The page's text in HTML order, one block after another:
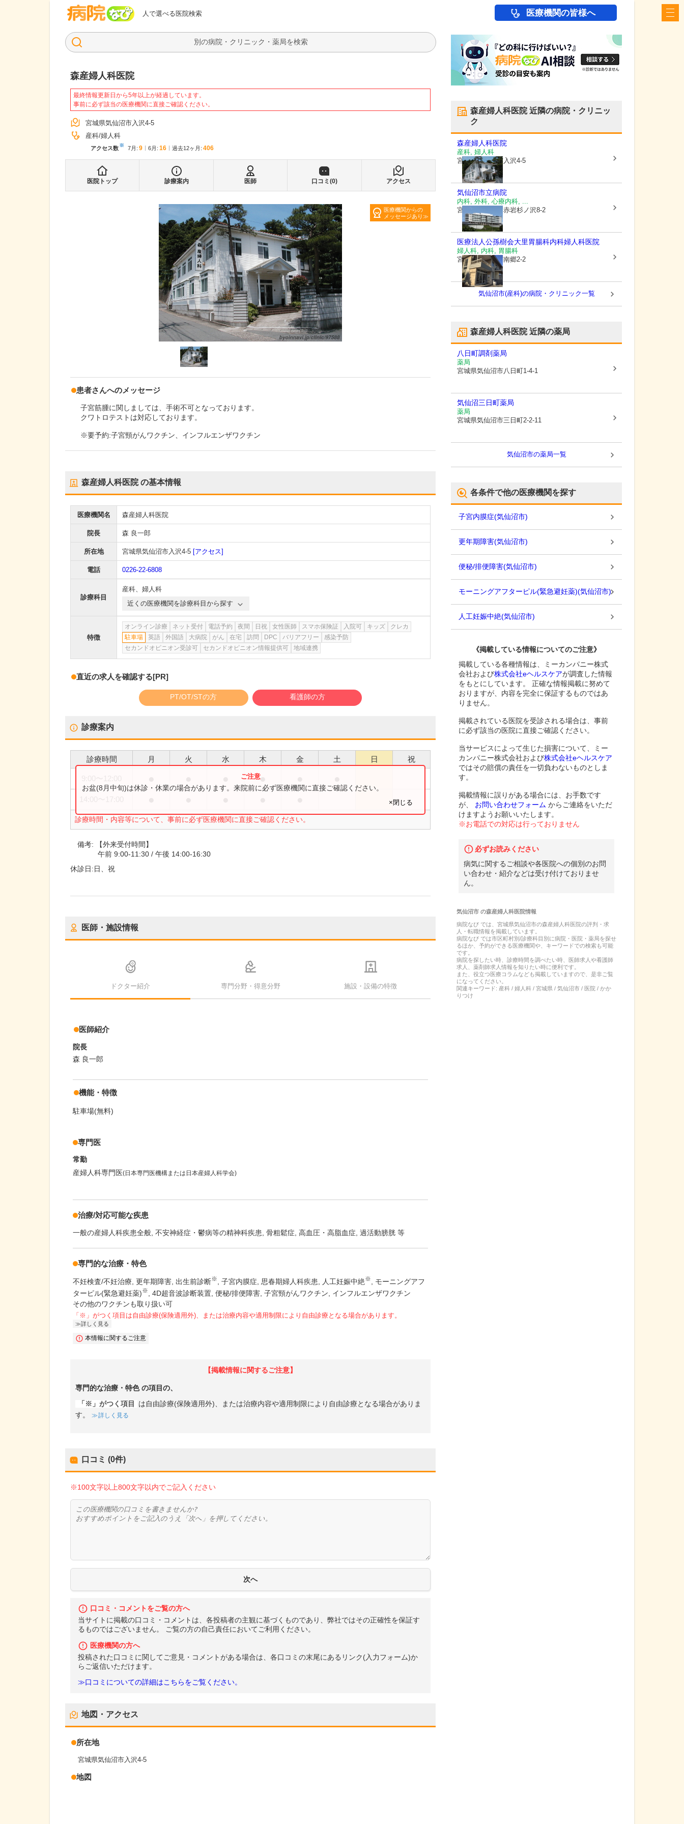
人で選べる医院検索
病院なび 医療機関の皆様へ
検索
森産婦人科医院
最終情報更新日から5年以上が経過しています。
事前に必ず該当の医療機関に直接ご確認ください。
宮城県気仙沼市入沢4-5
産科 婦人科
アクセス数※ 7月 : 9 6月 : 16 過去12ヶ月: 406
医院トップ 診療案内 医師 口コミ(0) アクセス
医療機関からの
メッセージあり
患者さんへのメッセージ
子宮筋腫に関しましては、手術不可となっております。
クワトロテストは対応しております。
※要予約:子宮頸がんワクチン、インフルエンザワクチン
森産婦人科医院の基本情報
医療機関名 森産婦人科医院
院長 森 良一郎
所在地 宮城県気仙沼市入沢4-5 [アクセス]
電話 0226-22-6808
診療科目
産科、 婦人科
近くの医療機関を診療科目から探す
特徴
オンライン診療 ネット受付 電話予約 夜間 日祝 女性医師 スマホ保険証 入院可 キッズ
クレカ
駐車場
英語 外国語 大病院 がん 在宅 訪問 DPC バリアフリー
感染予防
セカンドオピニオン受診可
セカンドオピニオン情報提供可 地域連携
直近の求人を確認する[PR]
PT/OT/STの方 看護師の方
診療案内
診療時間 月 火 水 木 金 土 日 祝
●
診療時間・内容等について、事前に必ず医療機関に直接ご確認ください。
お盆(8月中旬)は休診・休業の場合があります。来院前に必ず医療機関に直接ご確認ください。
×閉じる
備考:
【外来受付時間】
午前 9:00-11:30 / 午後 14:00-16:30
休診日:日、祝
医師・施設情報
ドクター紹介 専門分野・得意分野 施設・設備の特徴
医師紹介
院長
森 良一郎
機能・特徴
駐車場(無料)
専門医
常勤
産婦人科専門医(日本専門医機構または日本産婦人科学会)
治療/対応可能な疾患
一般の産婦人科疾患全般, 不安神経症・鬱病等の精神科疾患, 骨粗鬆症, 高血圧・高脂血症, 過活動膀胱 等
専門的な治療・特色
不妊検査/不妊治療 更年期障害 出生前診断※ 子宮内膜症 思春期婦人科疾患 人工妊娠中絶※
モーニングアフ
ターピル(緊急避妊薬)※ 4D超音波診断装置 便秘/排便障害 子宮頸がんワクチン
インフルエンザワクチン
その他のワクチンも取り扱い可
「※」がつく項目は自由診療(保険適用外)、または治療内容や適用制限により自由診療となる場合があります。
詳しく見る
本情報に関するご注意
【掲載情報に関するご注意】
専門的な治療・特色の項目の、
「※」がつく項目
は自由診療(保険適用外)、または治療内容や適用制限により自由診療となる場合がありま
す。
詳しく見る
口コミ (0件)
※100文字以上800文字以内でご記入ください
口コミ・コメントをご覧の方へ
当サイトに掲載の口コミ・コメントは、各投稿者の主観に基づくものであり、弊社ではその正確性を保証す
るものではございません。 ご覧の方の自己責任においてご利用ください。
医療機関の方へ
投稿された口コミに関してご意見・コメントがある場合は、各口コミの末尾にあるリンク(入力フォーム)か
らご返信いただけます。
≫口コミについての詳細はこちらをご覧ください。
地図・アクセス
所在地
宮城県気仙沼市入沢4-5
地図
森産婦人科医院近隣の病院・クリニッ
ク
森産婦人科医院
産科, 婦人科
宮城県気仙沼市入沢4-5
気仙沼市立病院
内科, 外科, 心療内科, ...
宮城県気仙沼市赤岩杉ノ沢8-2
医療法人公孫樹会大里胃腸科内科婦人科医院
婦人科, 内科, 胃腸科
宮城県気仙沼市南郷2-2
気仙沼市(産科)の病院・クリニック一覧
森産婦人科医院近隣の薬局
八日町調剤薬局
薬局
宮城県気仙沼市八日町1-4-1
気仙沼三日町薬局
薬局
宮城県気仙沼市三日町2-2-11
気仙沼市の薬局一覧
各条件で他の医療機関を探す
子宮内膜症(気仙沼市)
更年期障害(気仙沼市)
便秘/排便障害(気仙沼市)
モーニングアフターピル(緊急避妊薬)(気仙沼市)
人工妊娠中絶(気仙沼市)
《掲載している情報についてのご注意》
掲載している各種情報は、ミーカンパニー株式
会社および株式会社eヘルスケアが調査した情報
をもとにしています。 正確な情報掲載に努めて
おりますが、内容を完全に保証するものではあ
りません。
掲載されている医院を受診される場合は、事前
に必ず該当の医院に直接ご確認ください。
当サービスによって生じた損害について、ミー
カンパニー株式会社および株式会社eヘルスケア
ではその賠償の責任を一切負わないものとしま
す。
掲載情報に誤りがある場合には、お手数です
が、
お問い合わせフォーム からご連絡をいただ
けますようお願いいたします。
※お電話での対応は行っておりません
必ずお読みください
病気に関するご相談や各医院への個別のお問
い合わせ・紹介などは受け付けておりませ
ん。
気仙沼市の森産婦人科医院情報
病院なび では、 宮城県気仙沼市の森産婦人科医院の評判・求
人・転職情報を掲載しています。
病院なび では市区町村別/診療科目別に病院・医院・薬局を探せ
るほか、予約ができる医療機関や、キーワードでの検索も可能
です。
病院を探したい時、診療時間を調べたい時、医師求人や看護師
求人、薬剤師求人情報を知りたい時に便利です。
また、役立つ医療コラムなども掲載していますので、是非ご覧
になってください。
関連キーワード: 産科 / 婦人科 / 宮城県 / 気仙沼市 / 医院 / かか
りつけ